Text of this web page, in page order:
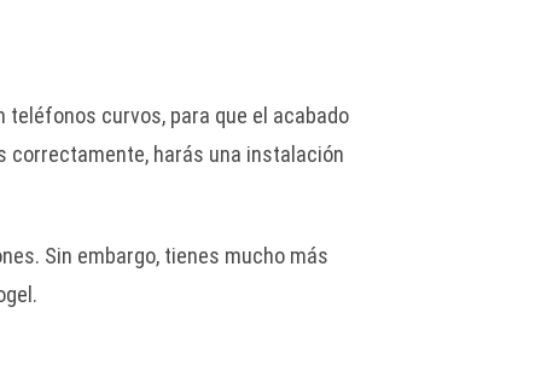
teléfonos curvos, para que el acabado
correctamente, harás una instalación
Sin embargo, tienes mucho más